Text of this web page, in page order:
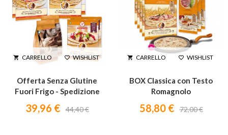
 CARRELLO  WISHLIST
Offerta Senza Glutine
Fuori Frigo - Spedizione
39,96 € 44,40 €
 CARRELLO  WISHLIST
BOX Classica con Testo
Romagnolo
58,80 € 72,00 €